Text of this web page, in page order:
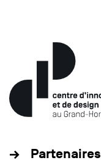
Partenaires